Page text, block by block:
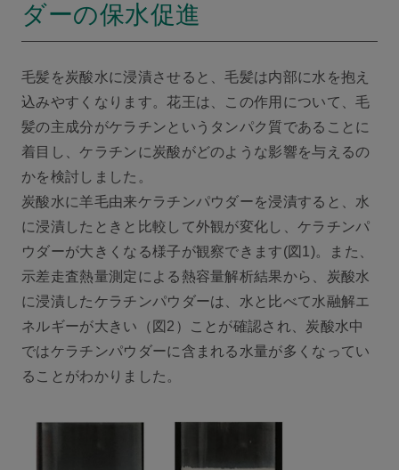
ダーの保水促進
毛髪を炭酸水に浸漬させると、毛髪は内部に水を抱え
込みやすくなります。花王は、この作用について、毛
髪の主成分がケラチンというタンパク質であることに
着目し、ケラチンに炭酸がどのような影響を与えるの
かを検討しました。
炭酸水に羊毛由来ケラチンパウダーを浸漬すると、水
に浸漬したときと比較して外観が変化し、ケラチンパ
ウダーが大きくなる様子が観察できます(図1)。また、
示差走査熱量測定による熱容量解析結果から、炭酸水
に浸漬したケラチンパウダーは、水と比べて水融解エ
ネルギーが大きい（図2）ことが確認され、炭酸水中
ではケラチンパウダーに含まれる水量が多くなってい
ることがわかりました。